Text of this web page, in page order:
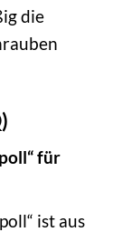
die
für
ist aus